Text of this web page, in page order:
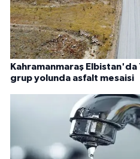
Kahramanmaraş Elbistan'da
grup yolunda asfalt mesaisi